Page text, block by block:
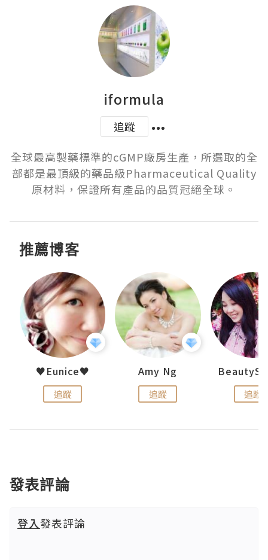
iformula
追蹤
全球最高製藥標準的cGMP廠房生產，所選取的全
部都是最頂級的藥品級Pharmaceutical Quality
推薦博客
♥Eunice♥
追蹤
Amy Ng
追蹤 追蹤
發表評論
登入發表評論